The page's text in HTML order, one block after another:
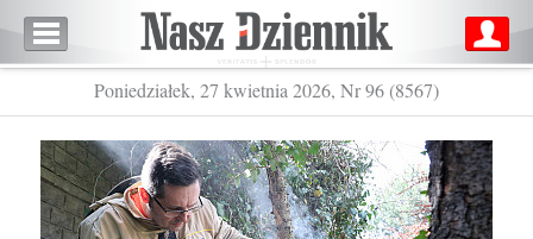
Poniedziałek, 27 kwietnia 2026, Nr 96 (8567)